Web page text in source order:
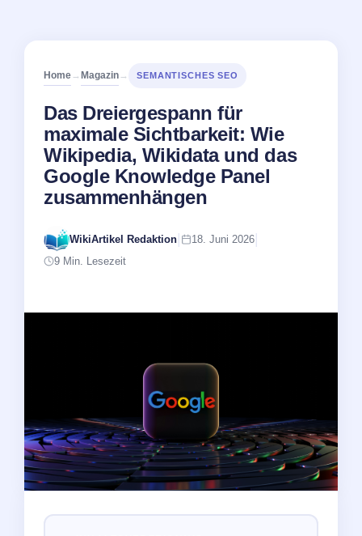
Home→ Magazin→ SEMANTISCHES SEO
Das Dreiergespann für
maximale Sichtbarkeit: Wie
Wikipedia, Wikidata und das
Google Knowledge Panel
zusammenhängen
WikiArtikel Redaktion| 18. Juni 2026|
9 Min. Lesezeit